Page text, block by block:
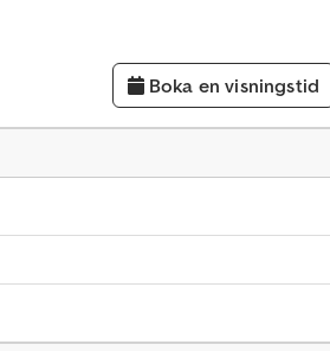
Boka en visningstid